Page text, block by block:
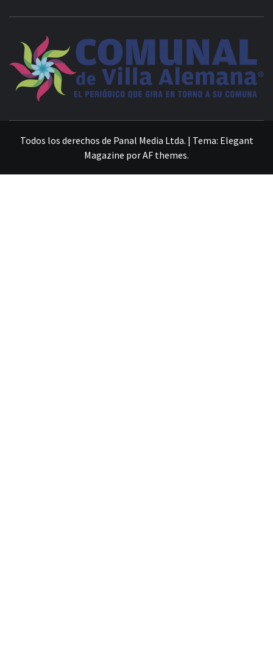
Todos los derechos de Panal Media Ltda. | Tema: Elegant
Magazine porAF themes.